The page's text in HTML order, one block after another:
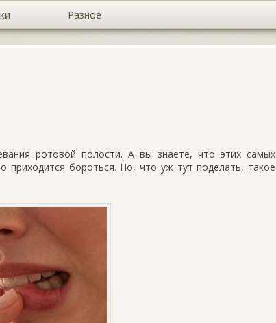
Разное
ротовой полости. А вы знаете, что этих самых
приходится бороться. Но, что уж тут поделать, такое